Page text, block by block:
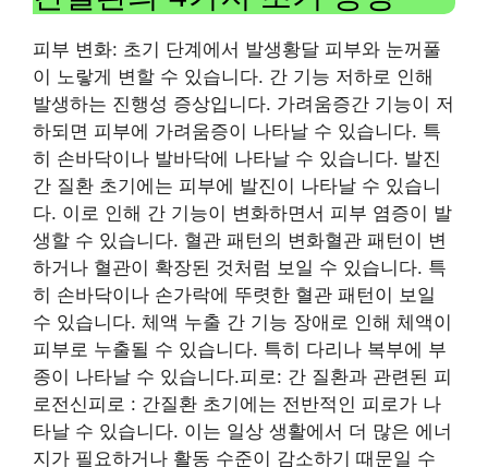
피부 변화: 초기 단계에서 발생황달 피부와 눈꺼풀
이 노랗게 변할 수 있습니다. 간 기능 저하로 인해
발생하는 진행성 증상입니다. 가려움증간 기능이 저
하되면 피부에 가려움증이 나타날 수 있습니다. 특
히 손바닥이나 발바닥에 나타날 수 있습니다. 발진
간 질환 초기에는 피부에 발진이 나타날 수 있습니
다. 이로 인해 간 기능이 변화하면서 피부 염증이 발
생할 수 있습니다. 혈관 패턴의 변화혈관 패턴이 변
하거나 혈관이 확장된 것처럼 보일 수 있습니다. 특
히 손바닥이나 손가락에 뚜렷한 혈관 패턴이 보일
수 있습니다. 체액 누출 간 기능 장애로 인해 체액이
피부로 누출될 수 있습니다. 특히 다리나 복부에 부
종이 나타날 수 있습니다.피로: 간 질환과 관련된 피
로전신피로 : 간질환 초기에는 전반적인 피로가 나
타날 수 있습니다. 이는 일상 생활에서 더 많은 에너
지가 필요하거나 활동 수준이 감소하기 때문일 수